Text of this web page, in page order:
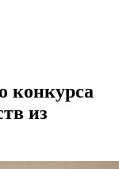
конкурса
из